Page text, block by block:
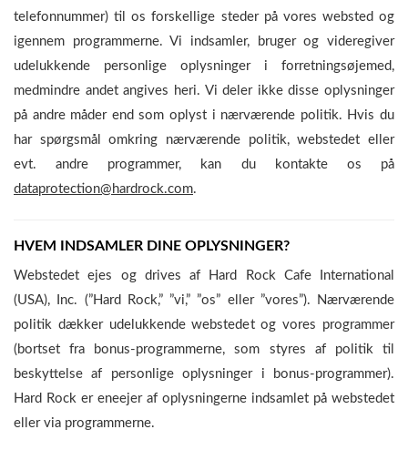
telefonnummer) til os forskellige steder på vores websted og
igennem programmerne. Vi indsamler, bruger og videregiver
udelukkende personlige oplysninger i forretningsøjemed,
medmindre andet angives heri. Vi deler ikke disse oplysninger
på andre måder end som oplyst i nærværende politik. Hvis du
har spørgsmål omkring nærværende politik, webstedet eller
evt. andre programmer, kan du kontakte os på
dataprotection@hardrock.com.
HVEM INDSAMLER DINE OPLYSNINGER?
Webstedet ejes og drives af Hard Rock Cafe International
(USA), Inc. (”Hard Rock,” ”vi,” ”os” eller ”vores”). Nærværende
politik dækker udelukkende webstedet og vores programmer
(bortset fra bonus-programmerne, som styres af politik til
beskyttelse af personlige oplysninger i bonus-programmer).
Hard Rock er eneejer af oplysningerne indsamlet på webstedet
eller via programmerne.